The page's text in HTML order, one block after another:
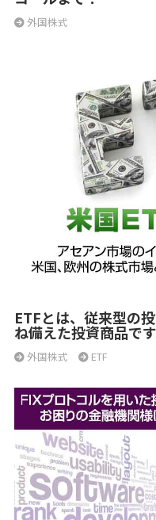
外国株式
ETFとは、従来型の
ね備えた投資商品で
外国株式 ETF